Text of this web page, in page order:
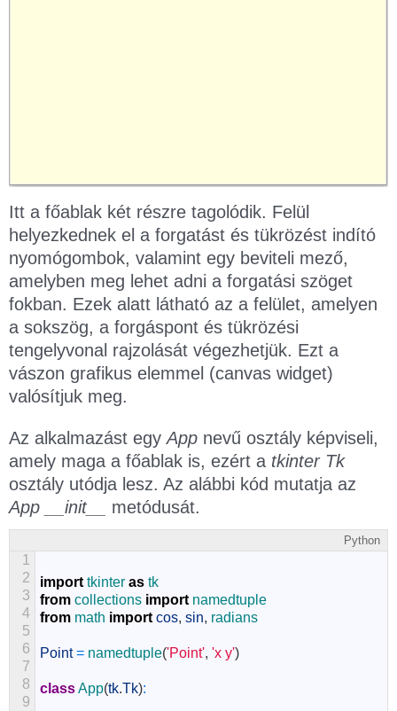
Itt a főablak két részre tagolódik. Felül
helyezkednek el a forgatást és tükrözést indító
nyomógombok, valamint egy beviteli mező,
amelyben meg lehet adni a forgatási szöget
fokban. Ezek alatt látható az a felület, amelyen
a sokszög, a forgáspont és tükrözési
tengelyvonal rajzolását végezhetjük. Ezt a
vászon grafikus elemmel (canvas widget)
valósítjuk meg.
Az alkalmazást egyApp nevű osztály képviseli,
amely maga a főablak is, ezért a tkinter Tk
osztály utódja lesz. Az alábbi kód mutatja az
App __init__
metódusát.
Python
1
2
3
4
5
6
7
8
9
import tkinter as tk
from collections import namedtuple
from math import cos, sin, radians
Point = namedtuple('Point', 'x y')
classApp(tk.Tk):